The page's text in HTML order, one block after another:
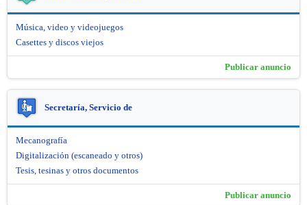
Música, video y videojuegos
Casettes y discos viejos
Publicar anuncio
Secretaría, Servicio de
Mecanografía
Digitalización (escaneado y otros)
Tesis, tesinas y otros documentos
Publicar anuncio